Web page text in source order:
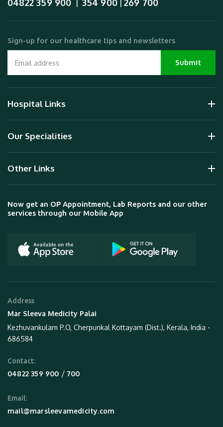
04822 359 900 354 900 | 269 700
Sign-up for our healthcare tips and newsletters
Hospital Links
Our Specialities
Other Links
Now get an OP Appointment, Lab Reports and our other
services through our Mobile App
Address
Mar Sleeva Medicity Palai
Kezhuvankulam P.O, Cherpunkal Kottayam (Dist.), Kerala, India -
686584
Contact:
04822 359 900 / 700
Email:
mail@marsleevamedicity.com